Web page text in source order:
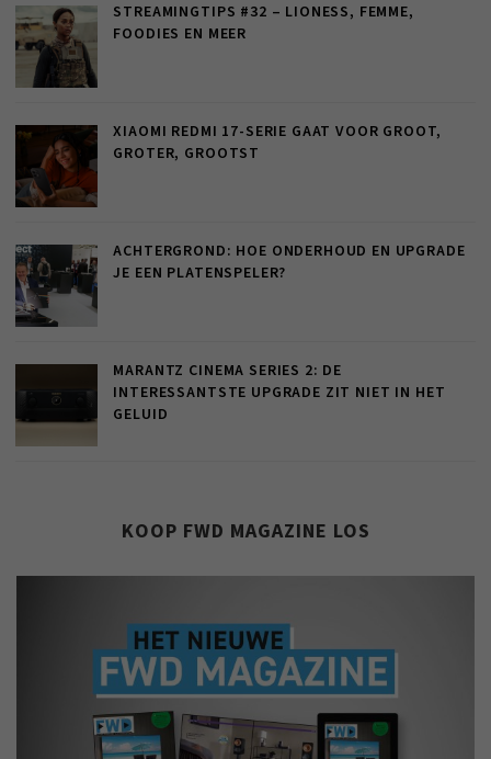
STREAMINGTIPS #32 – LIONESS, FEMME,
FOODIES EN MEER
XIAOMI REDMI 17-SERIE GAAT VOOR GROOT,
GROTER, GROOTST
ACHTERGROND: HOE ONDERHOUD EN UPGRADE
JE EEN PLATENSPELER?
MARANTZ CINEMA SERIES 2: DE
INTERESSANTSTE UPGRADE ZIT NIET IN HET
GELUID
KOOP FWD MAGAZINE LOS